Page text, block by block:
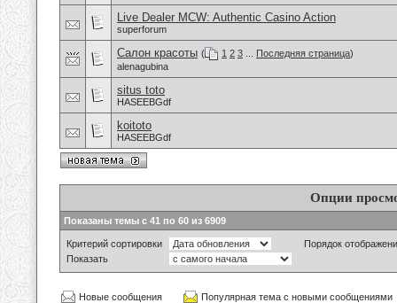
Live Dealer MCW: Authentic Casino Action
superforum
Салон красоты ( 1 2 3 Последняя страница)
alenagubina
situs toto
HASEEBGdf
koitoto
HASEEBGdf
Опции
Показаны темы с 41 по 60 из 6909
Критерий сортировки
Порядок
Показать
Новые сообщения
Популярная тема с новыми сообщениями